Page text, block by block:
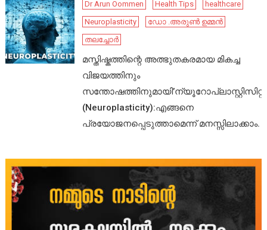
Dr Arun Oommen Health Tips
healthcare
Neuroplasticity
ഡോ .അരുൺ ഉമ്മൻ
തലച്ചോർ
മസ്തിഷ്കത്തിന്റെ അത്ഭുതകരമായ മികച്ച
വിജയത്തിനും
സന്തോഷത്തിനുമായി’ന്യൂറോപ്ലാസ്റ്റിസിറ്റി’
(Neuroplasticity):എങ്ങനെ
പ്രയോജനപ്പെടുത്താമെന്ന് മനസ്സിലാക്കാം.